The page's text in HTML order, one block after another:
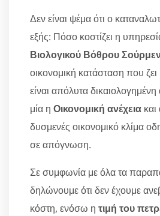
Δεν είναι ψέμα ότι ο
εξής: Πόσο κοστίζει η
Βιολογικού Βόθρου
οικονομική κατάσταση που
είναι απόλυτα
μία η Οικονομική ανέχεια
δυσμενές οικονομικό κλίμα
σε απόγνωση.
Σε συμφωνία με όλα τα
δηλώνουμε ότι δεν έχουμε
κόστη, ενόσω η τιμή του